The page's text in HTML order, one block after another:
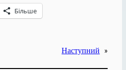
Більше
Наступний »